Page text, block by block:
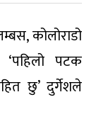
कोलोराडो
पटक
छु’ दुर्गेशले